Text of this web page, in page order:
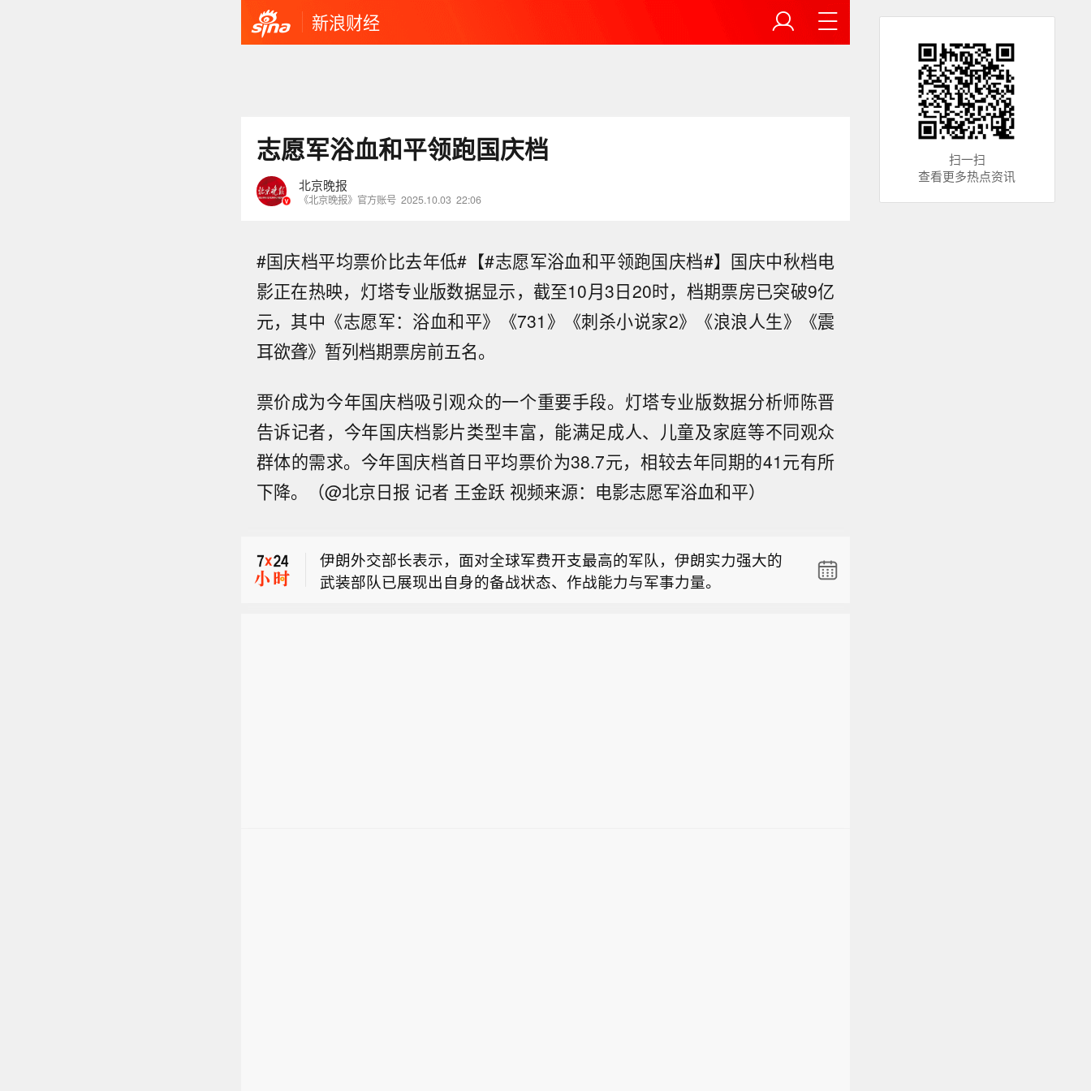
新浪财经
志愿军浴血和平领跑国庆档
北京晚报
《北京晚报》官方账号 2025.10.03 22:06
#国庆档平均票价比去年低#【#志愿军浴血和平领跑国庆档#】国庆中秋档电
影正在热映，灯塔专业版数据显示，截至10月3日20时，档期票房已突破9亿
元，其中《志愿军：浴血和平》《731》《刺杀小说家2》《浪浪人生》《震
耳欲聋》暂列档期票房前五名。
票价成为今年国庆档吸引观众的一个重要手段。灯塔专业版数据分析师陈晋
告诉记者，今年国庆档影片类型丰富，能满足成人、儿童及家庭等不同观众
群体的需求。今年国庆档首日平均票价为38.7元，相较去年同期的41元有所
下降。（@北京日报 记者 王金跃 视频来源：电影志愿军浴血和平）
美国参议院确认BRETT MATSUMOTO担任劳工统计局局长。
伊朗外交部长表示，面对全球军费开支最高的军队，伊朗实力强大的
武装部队已展现出自身的备战状态、作战能力与军事力量。
扫一扫
查看更多热点资讯